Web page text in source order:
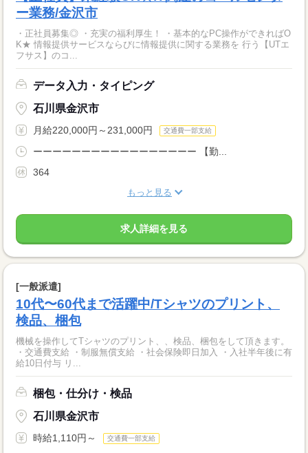
ー業務/金沢市
・正社員募集◎ ・充実の福利厚生！ ・基本的なPC操作ができればO
K★ 情報提供サービスならびに情報提供に関する業務を 行う【UTエ
フサス】のコ...
データ入力・タイピング
石川県金沢市
月給220,000円～231,000円 交通費一部支給
ーーーーーーーーーーーーーーーーー 【勤...
364
もっと見る
求人詳細を見る
[一般派遣]
10代〜60代まで活躍中/Tシャツのプリント、
検品、梱包
機械を操作してTシャツのプリント、、検品、梱包をして頂きます。
・交通費支給 ・制服無償支給 ・社会保険即日加入 ・入社半年後に有
給10日付与 リ...
梱包・仕分け・検品
石川県金沢市
時給1,110円～ 交通費一部支給